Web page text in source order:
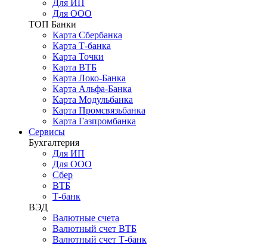
Для ИП
Для ООО
ТОП Банки
Карта Сбербанка
Карта Т-банка
Карта Точки
Карта ВТБ
Карта Локо-Банка
Карта Альфа-Банка
Карта Модульбанка
Карта Промсвязьбанка
Карта Газпромбанка
Сервисы
Бухгалтерия
Для ИП
Для ООО
Сбер
ВТБ
Т-банк
ВЭД
Валютные счета
Валютный счет ВТБ
Валютный счет Т-банк